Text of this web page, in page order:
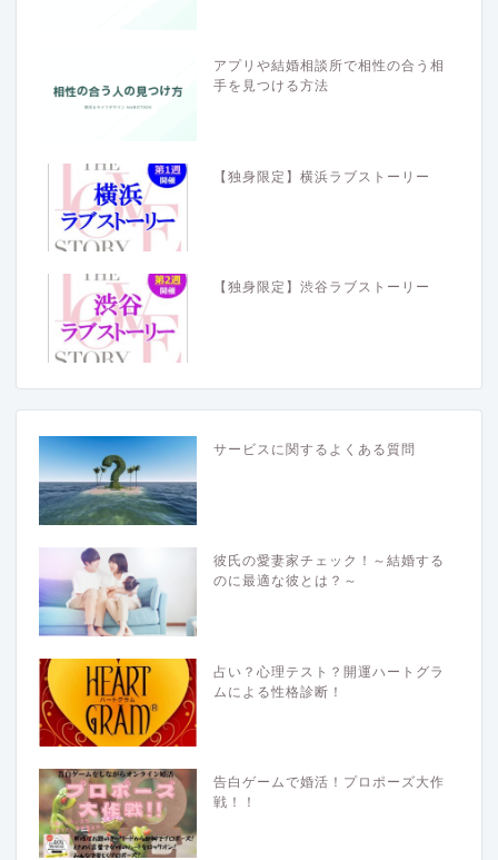
アプリや結婚相談所で相性の合う相
手を見つける方法
【独身限定】横浜ラブストーリー
【独身限定】渋谷ラブストーリー
サービスに関するよくある質問
彼氏の愛妻家チェック！～結婚する
のに最適な彼とは？～
占い？心理テスト？開運ハートグラ
ムによる性格診断！
告白ゲームで婚活！プロポーズ大作
戦！！